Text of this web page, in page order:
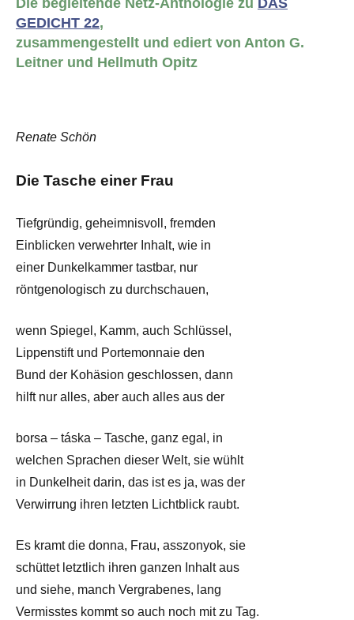
Die begleitende Netz-Anthologie zu DAS
GEDICHT 22,
zusammengestellt und ediert von Anton G.
Leitner und Hellmuth Opitz
Renate Schön
Die Tasche einer Frau
Tiefgründig, geheimnisvoll, fremden
Einblicken verwehrter Inhalt, wie in
einer Dunkelkammer tastbar, nur
röntgenologisch zu durchschauen,
wenn Spiegel, Kamm, auch Schlüssel,
Lippenstift und Portemonnaie den
Bund der Kohäsion geschlossen, dann
hilft nur alles, aber auch alles aus der
borsa – táska – Tasche, ganz egal, in
welchen Sprachen dieser Welt, sie wühlt
in Dunkelheit darin, das ist es ja, was der
Verwirrung ihren letzten Lichtblick raubt.
Es kramt die donna, Frau, asszonyok, sie
schüttet letztlich ihren ganzen Inhalt aus
und siehe, manch Vergrabenes, lang
Vermisstes kommt so auch noch mit zu Tag.